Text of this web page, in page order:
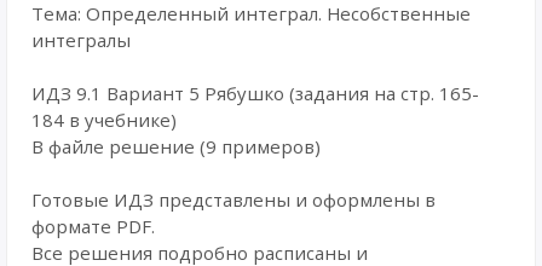
Тема: Определенный интеграл. Несобственные
интегралы
ИДЗ 9.1 Вариант 5 Рябушко (задания на стр. 165-
184 в учебнике)
В файле решение (9 примеров)
Готовые ИДЗ представлены и оформлены в
формате PDF.
Все решения подробно расписаны и